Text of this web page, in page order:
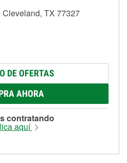
TX 77327
DE OFERTAS
AHORA
contratando
aquí